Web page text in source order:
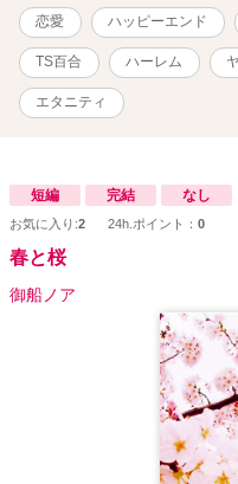
大丈夫、学校での僕は地味
あ、バレた。 女の勘って怖
し、百合の女の子って見つ
とこいつら」「だ、誰を」「
めてくる。女同士なのに。い
重いっていうか修羅場ってる
情のもつれ？ ◆TS転生×学園
後の人生を平和に過ごそうと
で愛が重い系ヒロインたちに
おはなし。 ◆いつもの通りに
いて嘆くさまをご堪能くださ
数サイト同時掲載です。
恋愛 ハッピーエンド
TS百合 ハーレム
エタニティ
短編 完結 なし
お気に入り:2 24h.ポイント： 0
春と桜
御船ノア